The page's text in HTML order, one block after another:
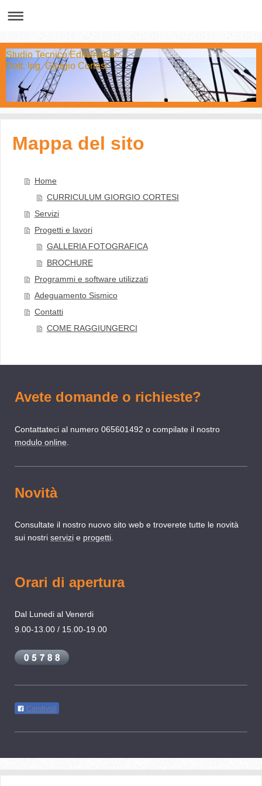
Studio Tecnico Edilstrutture
Dott. Ing. Giorgio Cortesi
Mappa del sito
Home
CURRICULUM GIORGIO CORTESI
Servizi
Progetti e lavori
GALLERIA FOTOGRAFICA
BROCHURE
Programmi e software utilizzati
Adeguamento Sismico
Contatti
COME RAGGIUNGERCI
Avete domande o richieste?
Contattateci al numero 065601492 o compilate il nostro
modulo online
Novità
Consultate il nostro nuovo sito web e troverete tutte le novità
sui nostri servizi e progetti
Orari di apertura
Dal Lunedi al Venerdi
9.00-13.00 / 15.00-19.00
Condividi